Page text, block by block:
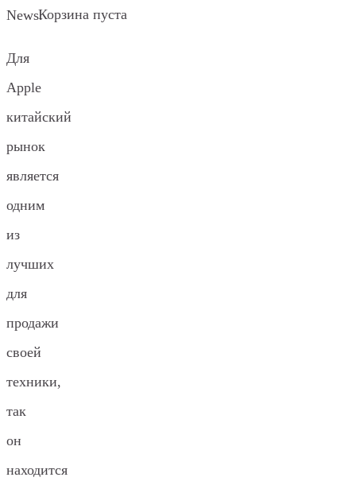
Корзина пуста
News.
Для
Apple
китайский
рынок
является
одним
из
лучших
для
продажи
своей
техники,
так
он
находится